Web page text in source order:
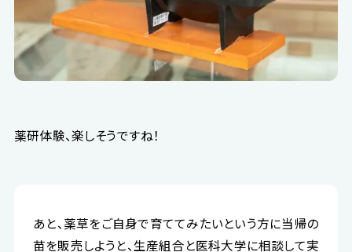
薬研体験、楽しそうですね！
あと、薬草をご自身で育ててみたいという方に当帰の
苗を販売しようと、生産組合と医科大学に相談して実